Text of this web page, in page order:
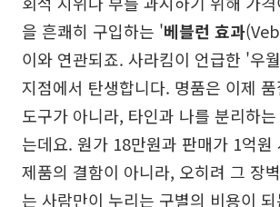
을 흔쾌히 구입하는 '베블런 효과
이와 연관되죠. 사라킴이 언급한 '우
지점에서 탄생합니다. 명품은 이제
도구가 아니라, 타인과 나를 분리하
는데요. 원가 18만원과 판매가 1억원
제품의 결함이 아니라, 오히려 그 장
는 사람만이 누리는 구별의 비용이